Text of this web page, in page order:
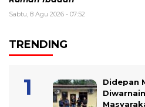
Sabtu, 8 Agu 2026 - 07:52
TRENDING
Didepan